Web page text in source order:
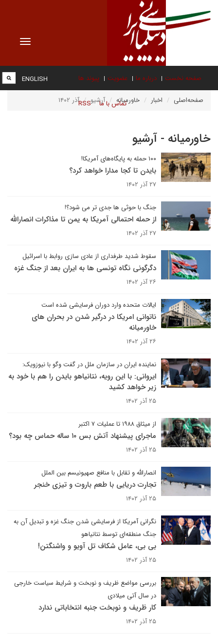
Toggle
صفحه نخست درباره ما عضویت پیوند ها
تماس با ما RSS
ENGLISH
صفحه‌اصلی اخبار خاورمیانه آرشیو آذر ۱۴۰۲
خاورمیانه - آرشیو
۱۰۰ حمله به پایگاه‌های آمریکا!
بایدن تا کجا مدارا خواهد کرد؟
۲۷ آذر ۱۴۰۲
جنگ با حوثی ها جدی تر می شود؟!
از حمله احتمالی آمریکا به یمن تا مذاکرات انصارالله
۲۷ آذر ۱۴۰۲
سقوط شدید طرفداری از عادی سازی روابط با اسرائیل
دگرگونی نگاه تونسی ها به ایران بعد از جنگ غزه
۲۶ آذر ۱۴۰۲
ایالات متحده وارد دوران فرسایشی شده است
ناتوانی امریکا در درگیر شدن در بحران های
خاورمیانه
۲۶ آذر ۱۴۰۲
نماینده ایران در سازمان ملل در گفت وگو با نیوزویک:
ایروانی: با این رویه، نتانیاهو بایدن را هم با خود به
زیر خواهد کشید
۲۵ آذر ۱۴۰۲
از میثاق ۱۹۸۸ تا عملیات ۷ اکتبر
ماجرای پیشنهاد آتش بس ۱۰ ساله حماس چه بود؟
۲۵ آذر ۱۴۰۲
انصارالله و تقابل با منافع صهیونیسم بین الملل
تجارت دریایی با طعم باروت و تیزی خنجر
۲۵ آذر ۱۴۰۲
نگرانی آمریکا از فرسایشی شدن جنگ غزه و تبدیل آن به
جنگ منطقه‌ای توسط نتانیاهو
بی بی، عامل شکاف تل آویو و واشنگتن!
۲۵ آذر ۱۴۰۲
بررسی مواضع ظریف و نوبخت و شرایط سیاست خارجی
در سال آتی میلادی
کار ظریف و نوبخت جنبه انتخاباتی ندارد
۲۵ آذر ۱۴۰۲